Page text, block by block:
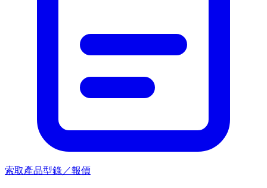
索取產品型錄／報價